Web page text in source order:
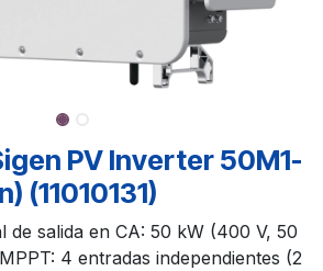
PV Inverter 50M1-
(11010131)
de salida en CA: 50 kW (400 V, 50
4 entradas independientes (2